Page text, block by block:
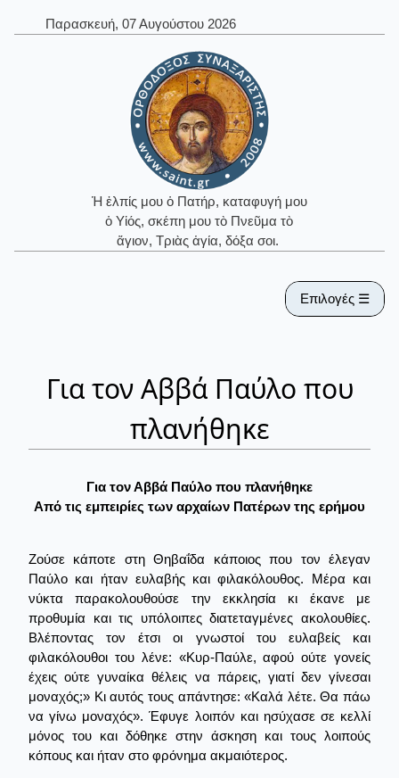
Παρασκευή, 07 Αυγούστου 2026
Ἡ ἐλπίς μου ὁ Πατήρ, καταφυγή μου
ὁ Υἱός, σκέπη μου τὸ Πνεῦμα τὸ
ἅγιον, Τριὰς ἁγία, δόξα σοι.
Επιλογές ☰
Για τον Αββά Παύλο που
πλανήθηκε
Για τον Αββά Παύλο που πλανήθηκε
Από τις εμπειρίες των αρχαίων Πατέρων της ερήμου
Ζούσε κάποτε στη Θηβαΐδα κάποιος που τον έλεγαν
Παύλο και ήταν ευλαβής και φιλακόλουθος. Μέρα και
νύκτα παρακολουθούσε την εκκλησία κι έκανε με
προθυμία και τις υπόλοιπες διατεταγμένες ακολουθίες.
Βλέποντας τον έτσι οι γνωστοί του ευλαβείς και
φιλακόλουθοι του λένε: «Κυρ-Παύλε, αφού ούτε γονείς
έχεις ούτε γυναίκα θέλεις να πάρεις, γιατί δεν γίνεσαι
μοναχός;» Κι αυτός τους απάντησε: «Καλά λέτε. Θα πάω
να γίνω μοναχός». Έφυγε λοιπόν και ησύχασε σε κελλί
μόνος του και δόθηκε στην άσκηση και τους λοιπούς
κόπους και ήταν στο φρόνημα ακμαιότερος.